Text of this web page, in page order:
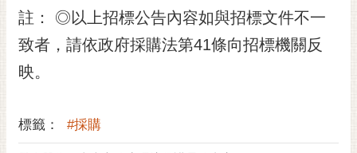
註： ◎以上招標公告內容如與招標文件不一
致者，請依政府採購法第41條向招標機關反
映。
標籤： #採購